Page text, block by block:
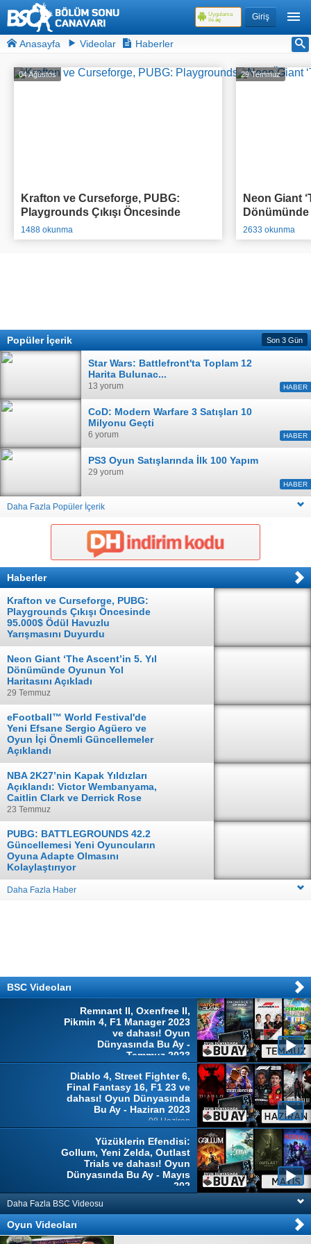
Giriş
Uygulama
ile aç
Anasayfa Videolar Haberler
04 Ağustos
Krafton ve Curseforge, PUBG:
Playgrounds Çıkışı Öncesinde
95.000$ Ödül Havuzlu Yarışmasını
Duyurdu
1488 okunma
29 Temmuz
Neon Giant
Dönümünde
Açıkladı
2633 okunma
Popüler İçerik Son 3 Gün
Star Wars: Battlefront'ta Toplam 12
Harita Bulunac...
13 yorum HABER
CoD: Modern Warfare 3 Satışları 10
Milyonu Geçti
6 yorum HABER
PS3 Oyun Satışlarında İlk 100 Yapım
29 yorum
HABER
Daha Fazla Popüler İçerik
Haberler
Krafton ve Curseforge, PUBG:
Playgrounds Çıkışı Öncesinde
95.000$ Ödül Havuzlu
Yarışmasını Duyurdu
04 Ağustos
Neon Giant ‘The Ascent’in 5. Yıl
Dönümünde Oyunun Yol
Haritasını Açıkladı
29 Temmuz
eFootball™ World Festival'de
Yeni Efsane Sergio Agüero ve
Oyun İçi Önemli Güncellemeler
Açıklandı
28 Temmuz
NBA 2K27’nin Kapak Yıldızları
Açıklandı: Victor Wembanyama,
Caitlin Clark ve Derrick Rose
23 Temmuz
PUBG: BATTLEGROUNDS 42.2
Güncellemesi Yeni Oyuncuların
Oyuna Adapte Olmasını
Kolaylaştırıyor
16 Temmuz
Daha Fazla Haber
BSC Videoları
Remnant II, Oxenfree II,
Pikmin 4, F1 Manager 2023
ve dahası! Oyun
Dünyasında Bu Ay -
Temmuz 2023
Diablo 4, Street Fighter 6,
Final Fantasy 16, F1 23 ve
dahası! Oyun Dünyasında
Bu Ay - Haziran 2023
08 Haziran
Yüzüklerin Efendisi:
Gollum, Yeni Zelda, Outlast
Trials ve dahası! Oyun
Dünyasında Bu Ay - Mayıs
202
Daha Fazla BSC Videosu
Oyun Videoları